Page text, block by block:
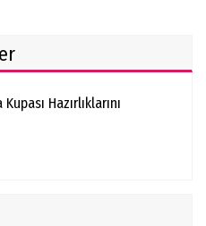
Hazırlıklarını